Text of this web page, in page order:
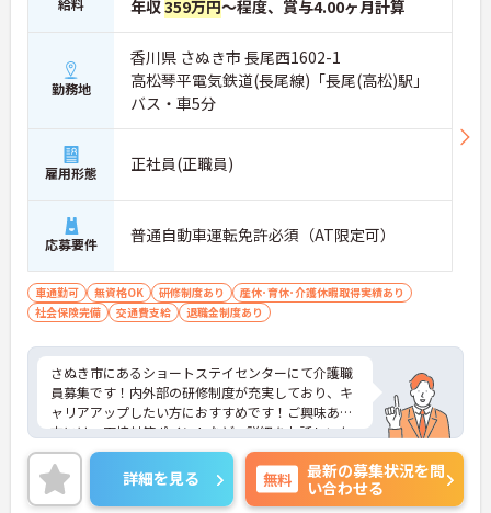
年収359万円～程度、賞与4.00ヶ月計算
勤務地
香川県 さぬき市 長尾西1602-1
高松琴平電気鉄道(長尾線)「長尾(高松)駅」
バス・車5分
雇用形態 正社員(正職員)
応募要件 普通自動車運転免許必須（AT限定可）
車通勤可 無資格OK 研修制度あり
産休･育休･介護休暇取得実績あり
社会保険完備
交通費支給 退職金制度あり
さぬき市にあるショートステイセンターにて介護職
員募集です！内外部の研修制度が充実しており、キ
ャリアアップしたい方におすすめです！ご興味ある
方には、面接対策ポイントなど、詳細をお話しいた
しますのでお気軽にご相談ください。
詳細を見る 無料
最新の募集状況を問
い合わせる